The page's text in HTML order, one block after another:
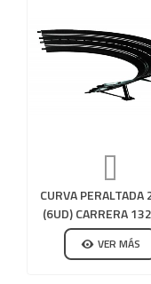
CURVA
(6UD) CARRERA
VER MÁS